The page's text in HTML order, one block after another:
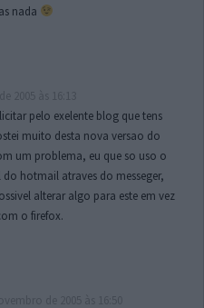
nada
pelo exelente blog que tens
muito desta nova versao do
um problema, eu que so uso o
hotmail atraves do messeger,
alterar algo para este em vez
o firefox.